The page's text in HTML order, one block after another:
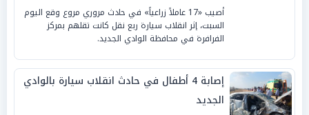
أصيب «17 عاملاً زراعياً» في حادث مروري مروع وقع اليوم
السبت، إثر انقلاب سيارة ربع نقل كانت تقلهم بمركز
الفرافرة في محافظة الوادي الجديد.
إصابة 4 أطفال في حادث انقلاب سيارة بالوادي
الجديد